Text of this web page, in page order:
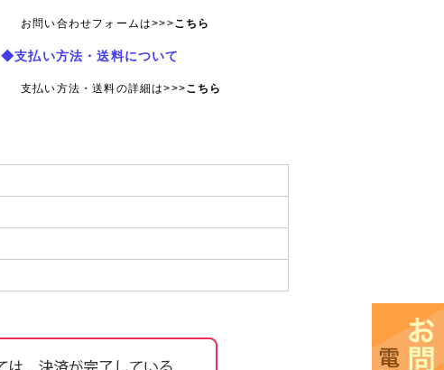
お問い合わせフォームは>>>こちら
◆支払い方法・送料について
支払い方法・送料の詳細は>>>こちら